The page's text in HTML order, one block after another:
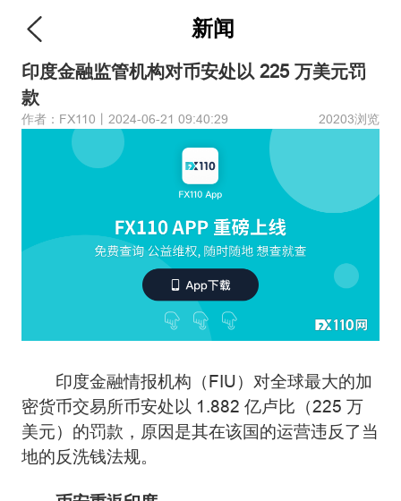
新闻
印度金融监管机构对币安处以 225 万美元罚
款
作者：FX110丨2024-06-21 09:40:29 20203浏览
印度金融情报机构（FIU）对全球最大的加
密货币交易所币安处以 1.882 亿卢比（225 万
美元）的罚款，原因是其在该国的运营违反了当
地的反洗钱法规。